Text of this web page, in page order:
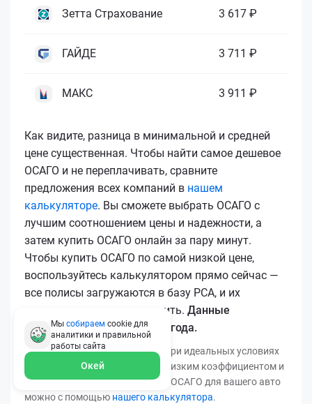
Зетта Страхование 3 617 ₽
ГАЙДЕ 3 711 ₽
МАКС 3 911 ₽
Как видите, разница в минимальной и средней
цене существенная. Чтобы найти самое дешевое
ОСАГО и не переплачивать, сравните
предложения всех компаний в нашем
калькуляторе. Вы сможете выбрать ОСАГО с
лучшим соотношением цены и надежности, а
затем купить ОСАГО онлайн за пару минут.
Чтобы купить ОСАГО по самой низкой цене,
воспользуйтесь калькулятором прямо сейчас —
все полисы загружаются в базу РСА, и их
подлинность легко проверить. Данные
актуальны для марта 2026 года.
*Минимальная цена получена при идеальных условиях
(безаварийный стаж, регион с низким коэффициентом и
т.д.). Узнать точную стоимость ОСАГО для вашего авто
можно с помощью нашего калькулятора.
Мы собираем cookie для
аналитики и правильной
работы сайта
Окей